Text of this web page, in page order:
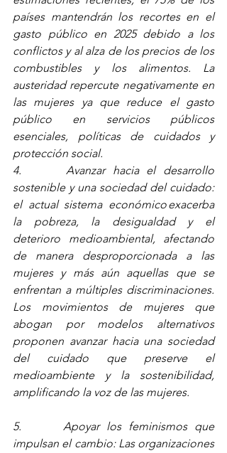
países mantendrán los recortes en el
gasto público en 2025 debido a los
conflictos y al alza de los precios de los
combustibles y los alimentos. La
austeridad repercute negativamente en
las mujeres ya que reduce el gasto
público en servicios públicos
esenciales, políticas de cuidados y
protección social.
4.      Avanzar hacia el desarrollo
sostenible y una sociedad del cuidado:
el actual sistema económico exacerba
la pobreza, la desigualdad y el
deterioro medioambiental, afectando
de manera desproporcionada a las
mujeres y más aún aquellas que se
enfrentan a múltiples discriminaciones.
Los movimientos de mujeres que
abogan por modelos alternativos
proponen avanzar hacia una sociedad
del cuidado que preserve el
medioambiente y la sostenibilidad,
amplificando la voz de las mujeres.
5.      Apoyar los feminismos que
impulsan el cambio: Las organizaciones